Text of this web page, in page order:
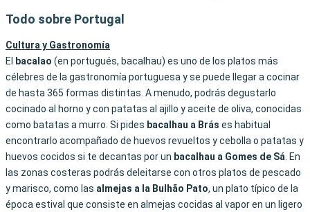
Todo sobre Portugal
Cultura y Gastronomía
El bacalao (en portugués, bacalhau) es uno de los platos más
célebres de la gastronomía portuguesa y se puede llegar a cocinar
de hasta 365 formas distintas. A menudo, podrás degustarlo
cocinado al horno y con patatas al ajillo y aceite de oliva, conocidas
como batatas a murro. Si pides bacalhau a Brás es habitual
encontrarlo acompañado de huevos revueltos y cebolla o patatas y
huevos cocidos si te decantas por un bacalhau a Gomes de Sá. En
las zonas costeras podrás deleitarse con otros platos de pescado
y marisco, como las almejas a la Bulhão Pato, un plato típico de la
época estival que consiste en almejas cocidas al vapor en un ligero